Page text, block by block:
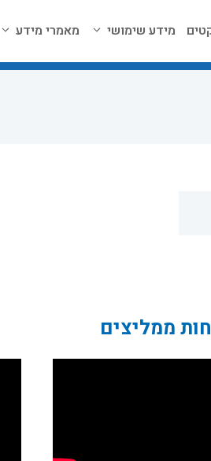
מידע שימושי מאמרי מידע
ממליצים